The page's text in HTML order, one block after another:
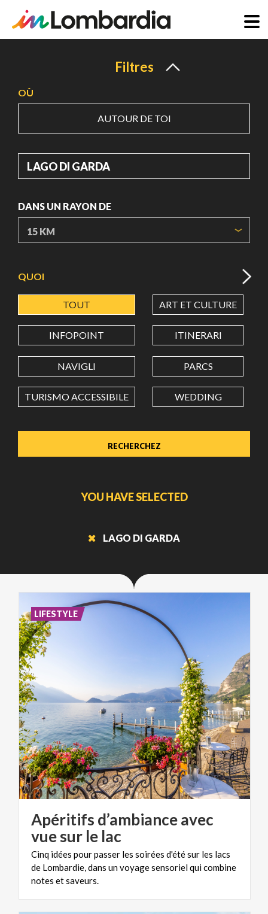
principal
Filtres
OÙ
AUTOUR DE TOI
OÙ
DANS UN RAYON DE
LATITUDE
LONGITUDE
Value in decimal degrees. Use dot (.) as decimal separator.
QUOI
TOUT ART ET CULTURE
INFOPOINT ITINERARI
NAVIGLI PARCS
TURISMO ACCESSIBILE WEDDING
YOU HAVE SELECTED
LAGO DI GARDA
Apéritifs d’ambiance avec
vue sur le lac
Cinq idées pour passer les soirées d'été sur les lacs
de Lombardie, dans un voyage sensoriel qui combine
notes et saveurs.
LIFESTYLE